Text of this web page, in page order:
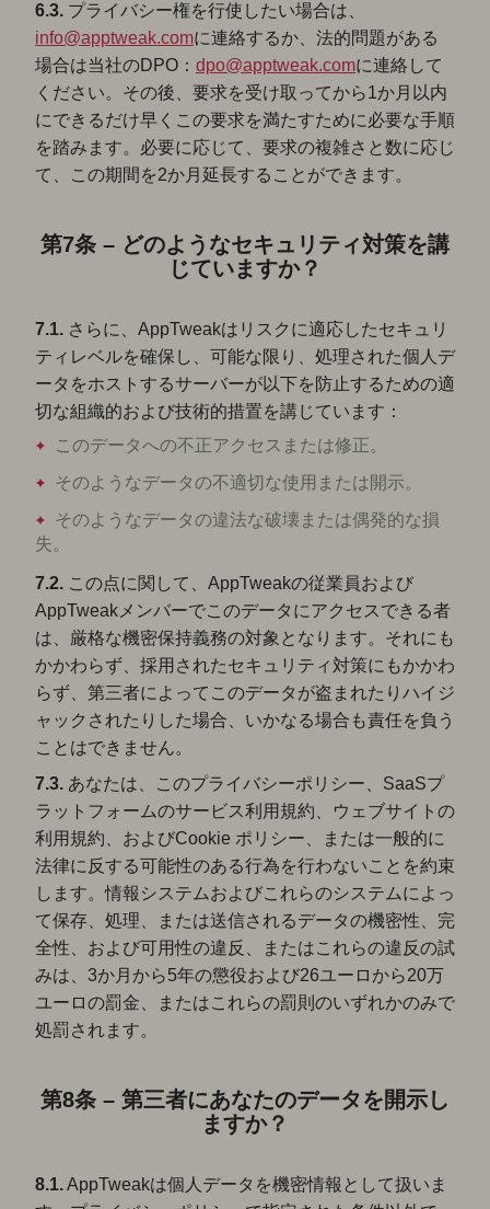
6.3. プライバシー権を行使したい場合は、
info@apptweak.comに連絡するか、法的問題がある
場合は当社のDPO： dpo@apptweak.comに連絡して
ください。その後、要求を受け取ってから1か月以内
にできるだけ早くこの要求を満たすために必要な手順
を踏みます。必要に応じて、要求の複雑さと数に応じ
て、この期間を2か月延長することができます。
第7条 – どのようなセキュリティ対策を講
じていますか？
7.1. さらに、AppTweakはリスクに適応したセキュリ
ティレベルを確保し、可能な限り、処理された個人デ
ータをホストするサーバーが以下を防止するための適
切な組織的および技術的措置を講じています：
このデータへの不正アクセスまたは修正。
そのようなデータの不適切な使用または開示。
そのようなデータの違法な破壊または偶発的な損
失。
7.2. この点に関して、AppTweakの従業員および
AppTweakメンバーでこのデータにアクセスできる者
は、厳格な機密保持義務の対象となります。それにも
かかわらず、採用されたセキュリティ対策にもかかわ
らず、第三者によってこのデータが盗まれたりハイジ
ャックされたりした場合、いかなる場合も責任を負う
ことはできません。
7.3. あなたは、このプライバシーポリシー、SaaSプ
ラットフォームのサービス利用規約、ウェブサイトの
利用規約、およびCookie ポリシー、または一般的に
法律に反する可能性のある行為を行わないことを約束
します。情報システムおよびこれらのシステムによっ
て保存、処理、または送信されるデータの機密性、完
全性、および可用性の違反、またはこれらの違反の試
みは、3か月から5年の懲役および26ユーロから20万
ユーロの罰金、またはこれらの罰則のいずれかのみで
処罰されます。
第8条 – 第三者にあなたのデータを開示し
ますか？
8.1.AppTweakは個人データを機密情報として扱いま